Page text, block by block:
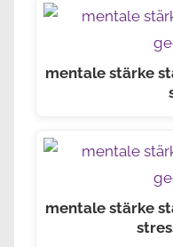
mentale stärke
mentale stärke